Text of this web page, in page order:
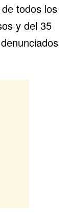
todos los
y del 35